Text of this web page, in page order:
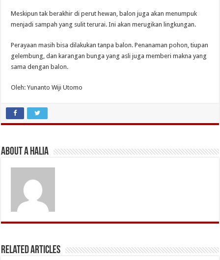
Meskipun tak berakhir di perut hewan, balon juga akan menumpuk
menjadi sampah yang sulit terurai. Ini akan merugikan lingkungan.
Perayaan masih bisa dilakukan tanpa balon. Penanaman pohon, tiupan
gelembung, dan karangan bunga yang asli juga memberi makna yang
sama dengan balon.
Oleh: Yunanto Wiji Utomo
About A Halia
Related Articles